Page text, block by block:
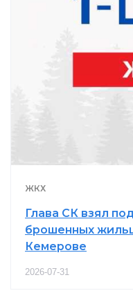
ЖКХ
Глава СК взял
брошенных
Кемерове
2026-07-31